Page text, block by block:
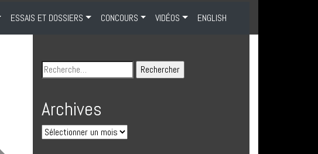
ESSAIS ET DOSSIERS CONCOURS VIDÉOS ENGLISH
Archives